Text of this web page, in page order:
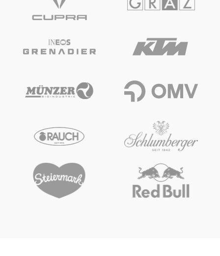
Alle anzeigen
Glossar
Alle anzeigen